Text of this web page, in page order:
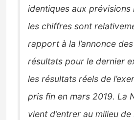
identiques aux prévisions
les chiffres sont
rapport à la l’annonce
résultats pour le dernier
les résultats réels de
pris fin en mars 2019. La
vient d’entrer au milieu